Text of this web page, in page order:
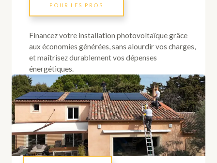
POUR LES PROS
Financez votre installation photovoltaïque grâce
aux économies générées, sans alourdir vos charges,
et maîtrisez durablement vos dépenses
énergétiques.